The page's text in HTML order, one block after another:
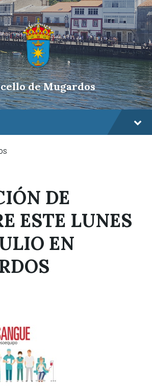
de Mugardos
DE
ESTE LUNES
EN